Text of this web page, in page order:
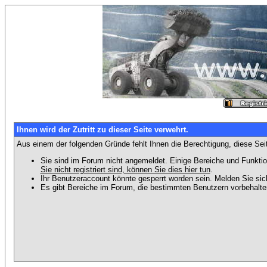
Ihnen wird der Zutritt zu dieser Seite verwehrt.
Aus einem der folgenden Gründe fehlt Ihnen die Berechtigung, diese
Sie sind im Forum nicht angemeldet. Einige Bereiche und
Sie nicht registriert sind, können Sie dies hier tun.
Ihr Benutzeraccount könnte gesperrt worden sein. Melden Sie
Es gibt Bereiche im Forum, die bestimmten Benutzern